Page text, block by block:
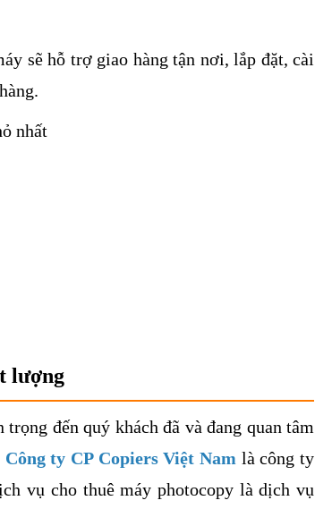
sẽ hỗ trợ giao hàng tận nơi, lắp đặt, cài
nhất
lượng
đến quý khách đã và đang quan tâm
Công ty CP Copiers Việt Nam là công ty
vụ cho thuê máy photocopy là dịch vụ